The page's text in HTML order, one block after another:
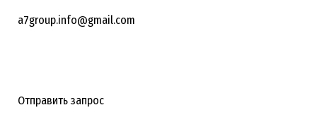
a7group.info@gmail.com
Отправить запрос